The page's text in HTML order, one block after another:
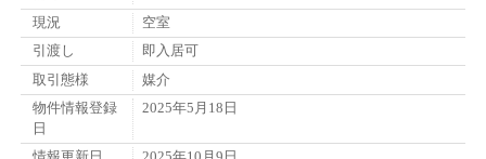
現況
空室
引渡し
即入居可
取引態様
媒介
物件情報登録
日
2025年5月18日